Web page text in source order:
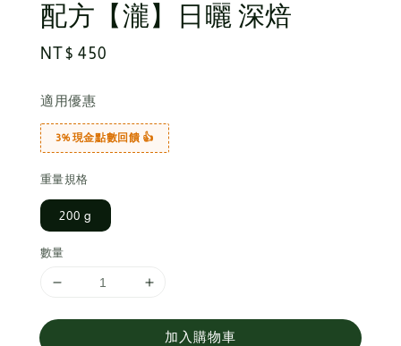
配方【瀧】日曬 深焙
Regular
NT$ 450
適用優惠
3% 現金點數回饋 👍
重量規格
200 g
數量
加入購物車